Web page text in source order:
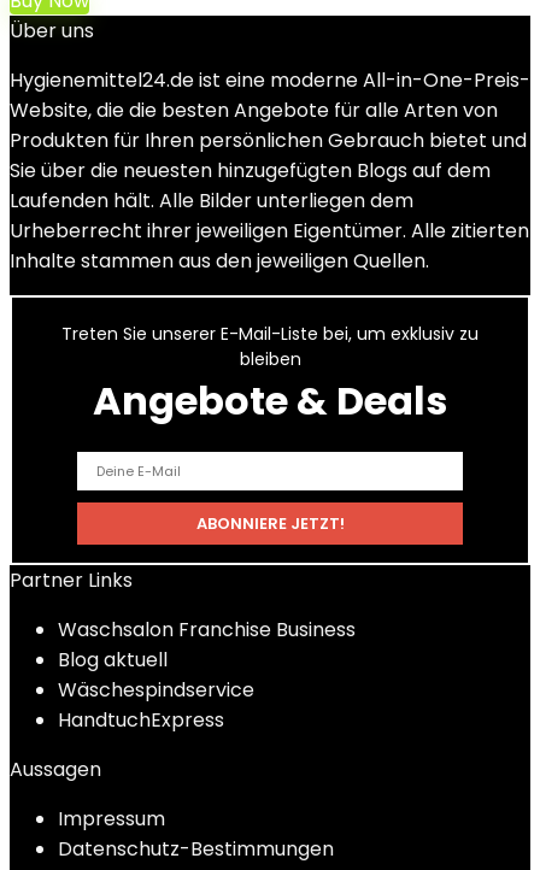
Über uns
Hygienemittel24.de ist eine moderne All-in-One-Preis-
Website, die die besten Angebote für alle Arten von
Produkten für Ihren persönlichen Gebrauch bietet und
Sie über die neuesten hinzugefügten Blogs auf dem
Laufenden hält. Alle Bilder unterliegen dem
Urheberrecht ihrer jeweiligen Eigentümer. Alle zitierten
Inhalte stammen aus den jeweiligen Quellen.
Treten Sie unserer E-Mail-Liste bei, um exklusiv zu
bleiben
Angebote & Deals
Partner Links
Waschsalon Franchise Business
Blog aktuell
Wäschespindservice
HandtuchExpress
Aussagen
Impressum
Datenschutz-Bestimmungen